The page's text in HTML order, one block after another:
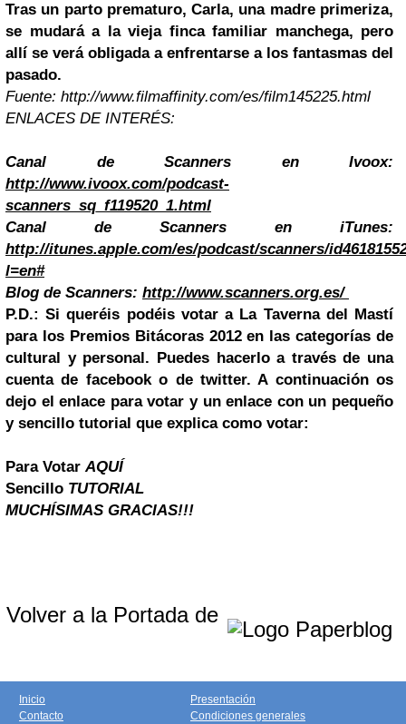
Tras un parto prematuro, Carla, una madre primeriza,
se mudará a la vieja finca familiar manchega, pero
allí se verá obligada a enfrentarse a los fantasmas del
pasado.
Fuente: http://www.filmaffinity.com/es/film145225.html
ENLACES DE INTERÉS:
Canal de Scanners en Ivoox:
http://www.ivoox.com/podcast-
scanners_sq_f119520_1.html
Canal de Scanners en iTunes:
http://itunes.apple.com/es/podcast/scanners/
l=en#
Blog de Scanners: http://www.scanners.org.es/
P.D.: Si queréis podéis votar a La Taverna del Mastí
para los Premios Bitácoras 2012 en las categorías de
cultural y personal. Puedes hacerlo a través de una
cuenta de facebooko de twitter. A continuación os
dejo el enlace para votar y un enlace con un pequeño
y sencillo tutorial que explica como votar:
Para VotarAQUÍ
Sencillo TUTORIAL
MUCHÍSIMAS GRACIAS!!!
Volver a la Portada de
Inicio
Contacto
Presentación
Condiciones generales